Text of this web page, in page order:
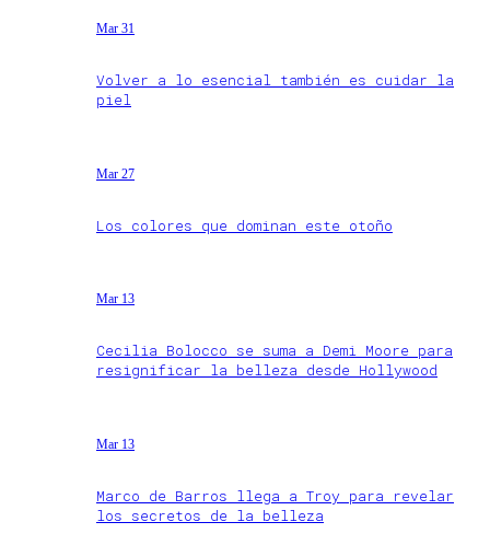
Mar 31
Volver a lo esencial también es cuidar la
piel
Mar 27
Los colores que dominan este otoño
Mar 13
Cecilia Bolocco se suma a Demi Moore para
resignificar la belleza desde Hollywood
Mar 13
Marco de Barros llega a Troy para revelar
los secretos de la belleza